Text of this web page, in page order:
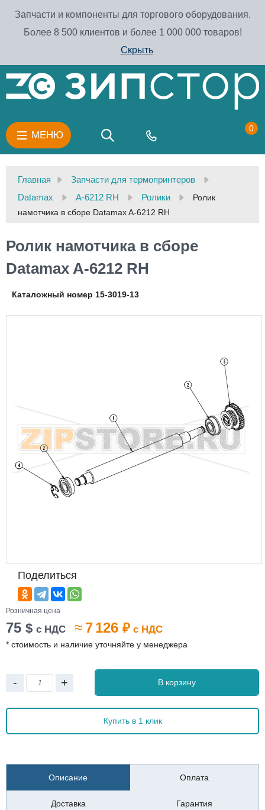
Запчасти и компоненты для торгового оборудования.
Более 8 500 клиентов и более 1 000 000 товаров!
Скрыть
МЕНЮ
0
Главная
Запчасти для термопринтеров
Datamax
A-6212 RH Ролики
Ролик
намотчика в сборе Datamax A-6212 RH
Ролик намотчика в сборе
Datamax A-6212 RH
Каталожный номер 15-3019-13
Поделиться
Розничная цена
75 $ с НДС ≈ 7 126 ₽ с НДС
* стоимость и наличие уточняйте у менеджера
- + В корзину
Купить в 1 клик
Описание Оплата
Доставка Гарантия